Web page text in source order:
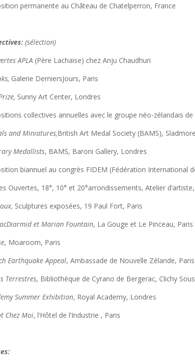
permanente au Château de Chatelperron, France
(sélection)
APLA (Père Lachaise) chez Anju Chaudhuri
Galerie DerniersJours, Paris
Sunny Art Center, Londres
collectives annuelles avec le groupe néo-zélandais
and Miniatures,British Art Medal Society (BAMS),
Medallists, BAMS, Baroni Gallery, Londres
biannuel au congrès FIDEM (Fédération International
Ouvertes, 18°, 10° et 20°arrondissements, Atelier
Sculptures exposées, 19 Paul Fort, Paris
et Marian Fountain, La Gouge et Le Pinceau, Paris
, Moaroom, Paris
Earthquake Appeal, Ambassade de Nouvelle Zélande, Paris
Terrestres, Bibliothèque de Cyrano de Bergerac, Clichy
Summer Exhibition, Royal Academy, Londres
Chez Moi, l’Hôtel de l’Industrie , Paris